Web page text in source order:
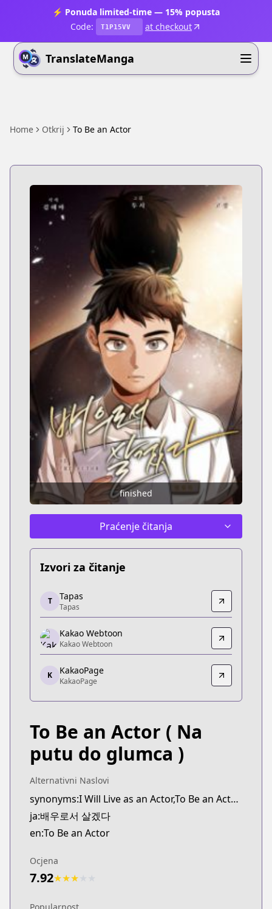
⚡ Ponuda limited-time — 15% popusta
Code:
T1P15VV at checkout
TranslateManga
Home Otkrij To Be an Actor
finished
Praćenje čitanja
Izvori za čitanje
Tapas
Tapas
https://tapas.io/series/to-be-an-actor/info
Kakao Webtoon
Kakao Webtoon
https://webtoon.kakao.com/content/배우로서-살
KakaoPage
T Tapas
Tapas
Kakao Webtoon
Kakao Webtoon
K KakaoPage
KakaoPage
To Be an Actor ( Na
putu do glumca )
Alternativni Naslovi
synonyms:I Will Live as an Actor,To Be an Actor,Baeu-roseo Salgetda,Be the Actor
ja:배우로서 살겠다
en:To Be an Actor
Ocjena
7.92★★★